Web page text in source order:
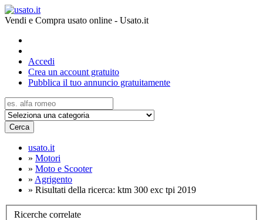
Vendi e Compra usato online - Usato.it
Accedi
Crea un account gratuito
Pubblica il tuo annuncio gratuitamente
Cerca
usato.it
» Motori
» Moto e Scooter
» Agrigento
» Risultati della ricerca: ktm 300 exc tpi 2019
Ricerche correlate